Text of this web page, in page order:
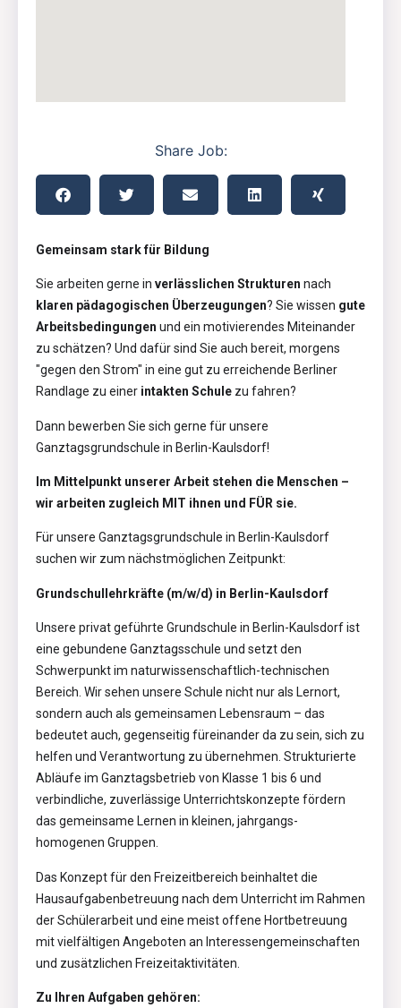
Share Job:
Gemeinsam stark für Bildung
Sie arbeiten gerne in verlässlichen Strukturen nach
klaren pädagogischen Überzeugungen? Sie wissen gute
Arbeitsbedingungen und ein motivierendes Miteinander
zu schätzen? Und dafür sind Sie auch bereit, morgens
"gegen den Strom" in eine gut zu erreichende Berliner
Randlage zu einer intakten Schule zu fahren?
Dann bewerben Sie sich gerne für unsere
Ganztagsgrundschule in Berlin-Kaulsdorf!
Im Mittelpunkt unserer Arbeit stehen die Menschen –
wir arbeiten zugleich MIT ihnen und FÜR sie.
Für unsere Ganztagsgrundschule in Berlin-Kaulsdorf
suchen wir zum nächstmöglichen Zeitpunkt:
Grundschullehrkräfte (m/w/d) in Berlin-Kaulsdorf
Unsere privat geführte Grundschule in Berlin-Kaulsdorf ist
eine gebundene Ganztagsschule und setzt den
Schwerpunkt im naturwissenschaftlich-technischen
Bereich. Wir sehen unsere Schule nicht nur als Lernort,
sondern auch als gemeinsamen Lebensraum – das
bedeutet auch, gegenseitig füreinander da zu sein, sich zu
helfen und Verantwortung zu übernehmen. Strukturierte
Abläufe im Ganztagsbetrieb von Klasse 1 bis 6 und
verbindliche, zuverlässige Unterrichtskonzepte fördern
das gemeinsame Lernen in kleinen, jahrgangs-
homogenen Gruppen.
Das Konzept für den Freizeitbereich beinhaltet die
Hausaufgabenbetreuung nach dem Unterricht im Rahmen
der Schülerarbeit und eine meist offene Hortbetreuung
mit vielfältigen Angeboten an Interessengemeinschaften
und zusätzlichen Freizeitaktivitäten.
Zu Ihren Aufgaben gehören: